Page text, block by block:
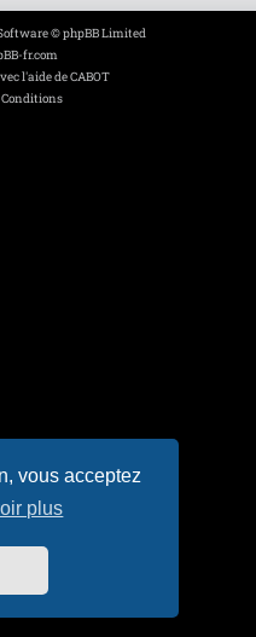
vous acceptez
plus
© phpBB Limited
fr.com
l'aide de CABOT
Conditions